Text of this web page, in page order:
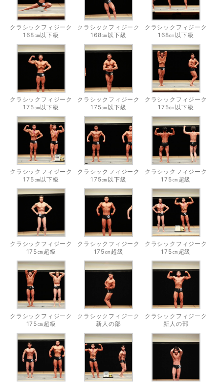
クラシックフィジーク
168㎝以下級
クラシックフィジーク
168㎝以下級
クラシックフィジーク
168㎝以下級
クラシックフィジーク
175㎝以下級
クラシックフィジーク
175㎝以下級
クラシックフィジーク
175㎝以下級
クラシックフィジーク
175㎝以下級
クラシックフィジーク
175㎝以下級
クラシックフィジーク
175㎝超級
クラシックフィジーク
175㎝超級
クラシックフィジーク
175㎝超級
クラシックフィジーク
175㎝超級
クラシックフィジーク
175㎝超級
クラシックフィジーク
新人の部
クラシックフィジーク
新人の部